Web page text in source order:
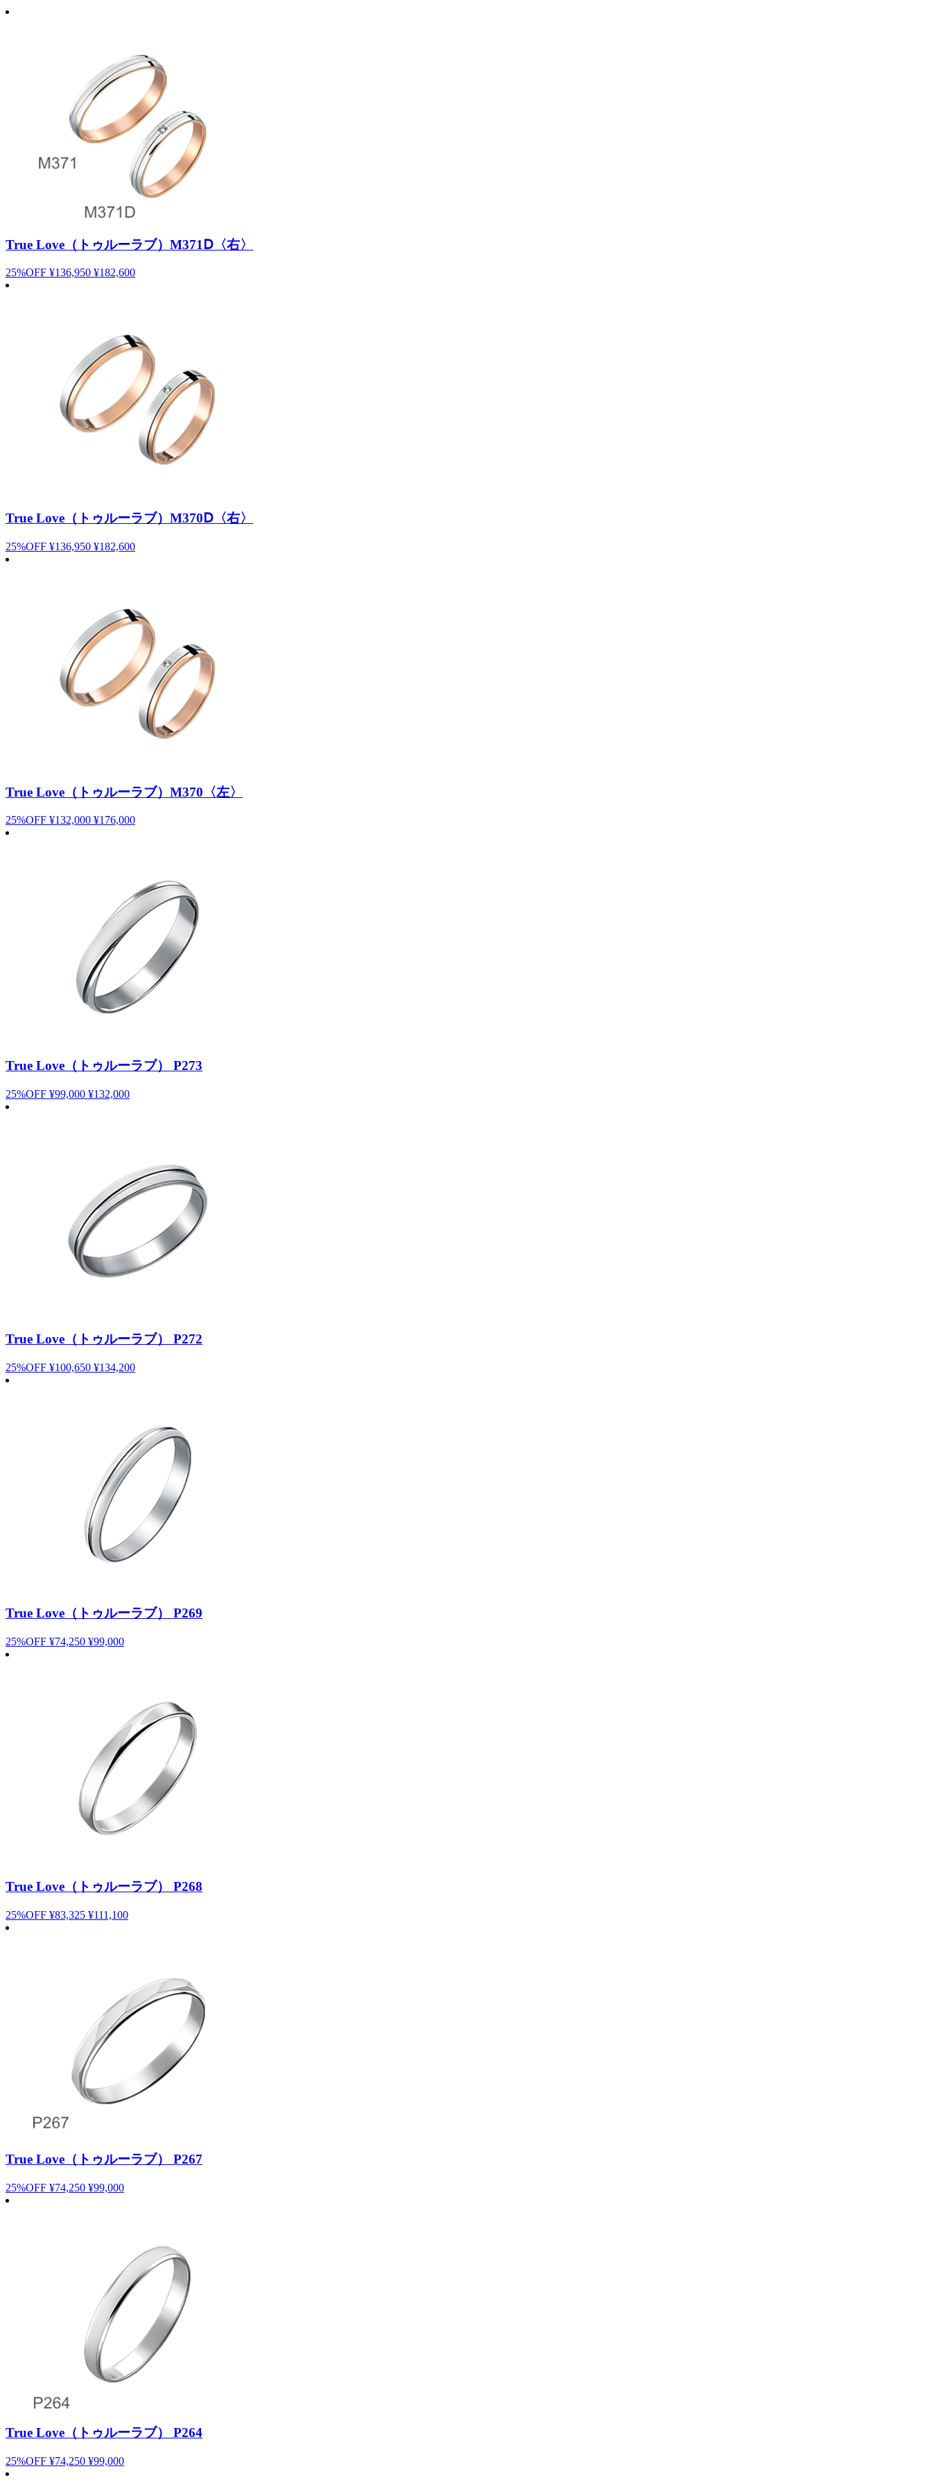
True Love（トゥルーラブ）M371Ⅾ〈右〉
25%OFF ¥136,950 ¥182,600
True Love（トゥルーラブ）M370Ⅾ〈右〉
25%OFF ¥136,950 ¥182,600
True Love（トゥルーラブ）M370〈左〉
25%OFF ¥132,000 ¥176,000
True Love（トゥルーラブ） P273
25%OFF ¥99,000 ¥132,000
True Love（トゥルーラブ） P272
25%OFF ¥100,650 ¥134,200
True Love（トゥルーラブ） P269
25%OFF ¥74,250 ¥99,000
True Love（トゥルーラブ） P268
25%OFF ¥83,325 ¥111,100
True Love（トゥルーラブ） P267
25%OFF ¥74,250 ¥99,000
True Love（トゥルーラブ） P264
25%OFF ¥74,250 ¥99,000